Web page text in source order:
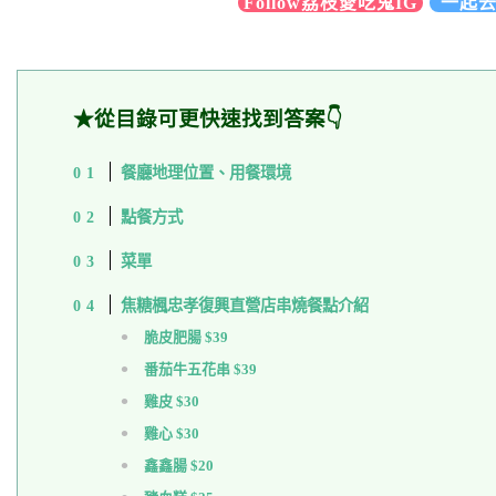
★從目錄可更快速找到答案👇
餐廳地理位置、用餐環境
點餐方式
菜單
焦糖楓忠孝復興直營店串燒餐點介紹
脆皮肥腸 $39
番茄牛五花串 $39
雞皮 $30
雞心 $30
鑫鑫腸 $20